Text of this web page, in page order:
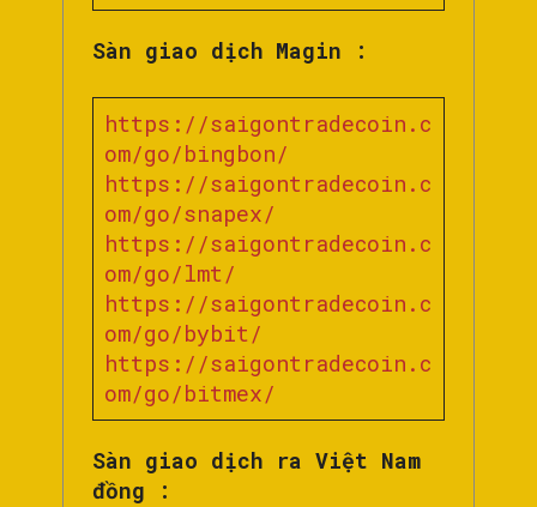
Sàn giao dịch Magin :
https://saigontradecoin.c
om/go/bingbon/
https://saigontradecoin.c
om/go/snapex/
https://saigontradecoin.c
om/go/lmt/
https://saigontradecoin.c
om/go/bybit/
https://saigontradecoin.c
om/go/bitmex/
Sàn giao dịch ra Việt Nam
đồng :